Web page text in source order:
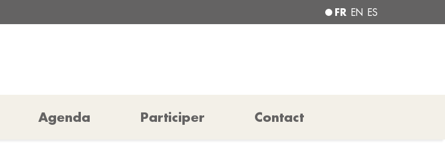
FR EN ES
Agenda Participer Contact